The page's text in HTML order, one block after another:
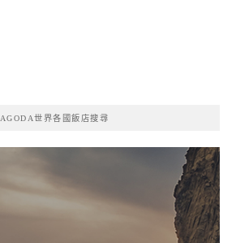
AGODA世界各國飯店搜尋